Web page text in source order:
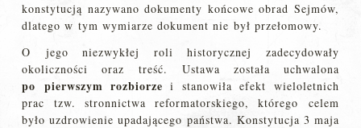
konstytucją nazywano dokumenty końcowe obrad Sejmów,
dlatego w tym wymiarze dokument nie był przełomowy.
O jego niezwykłej roli historycznej zadecydowały
okoliczności oraz treść. Ustawa została uchwalona
po pierwszym rozbiorze i stanowiła efekt wieloletnich
prac tzw. stronnictwa reformatorskiego, którego celem
było uzdrowienie upadającego państwa. Konstytucja 3 maja